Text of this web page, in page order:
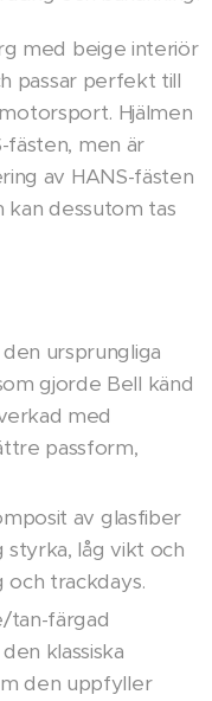
med beige interiör
passar perfekt till
Hjälmen
fästen, men är
av HANS-fästen
kan dessutom tas
ursprungliga
gjorde Bell känd
med
passform,
av glasfiber
låg vikt och
trackdays.
tan-färgad
klassiska
den uppfyller